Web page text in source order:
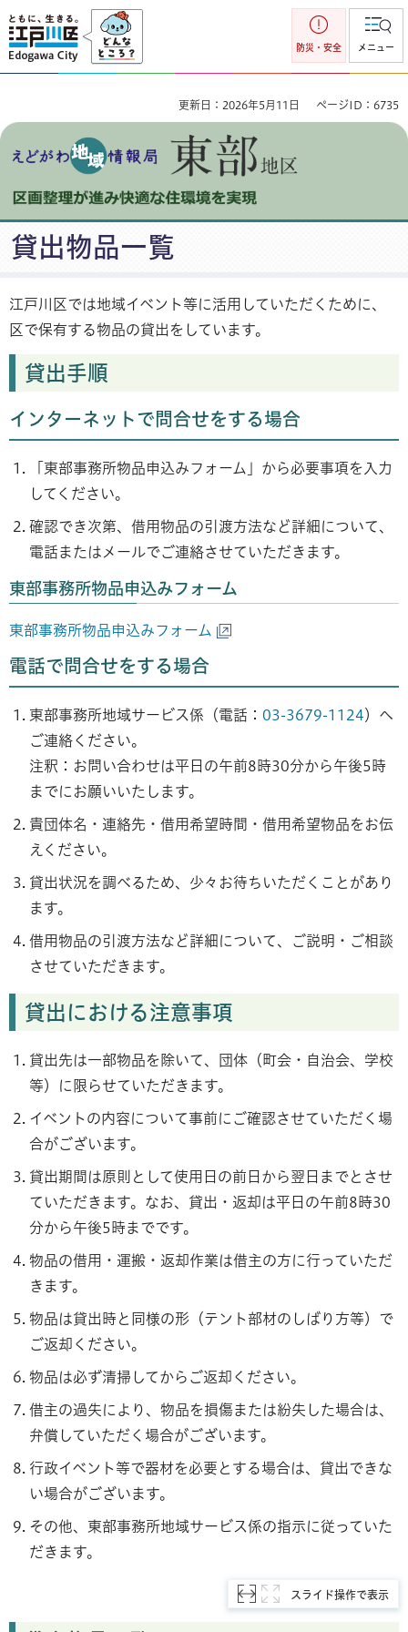
江戸川区
防災・安全 メニュー
更新日：2026年5月11日 ページID：6735
実現
貸出物品一覧
江戸川区では地域イベント等に活用していただくために、
区で保有する物品の貸出をしています。
貸出手順
インターネットで問合せをする場合
「東部事務所物品申込みフォーム」から必要事項を入力
してください。
確認でき次第、借用物品の引渡方法など詳細について、
電話またはメールでご連絡させていただきます。
東部事務所物品申込みフォーム
東部事務所物品申込みフォーム
電話で問合せをする場合
東部事務所地域サービス係（電話： 03-3679-1124）へ
ご連絡ください。
注釈：お問い合わせは平日の午前8時30分から午後5時
までにお願いいたします。
貴団体名・連絡先・借用希望時間・借用希望物品をお伝
えください。
貸出状況を調べるため、少々お待ちいただくことがあり
ます。
借用物品の引渡方法など詳細について、ご説明・ご相談
させていただきます。
貸出における注意事項
貸出先は一部物品を除いて、団体（町会・自治会、学校
等）に限らせていただきます。
イベントの内容について事前にご確認させていただく場
合がございます。
貸出期間は原則として使用日の前日から翌日までとさせ
ていただきます。なお、貸出・返却は平日の午前8時30
分から午後5時までです。
物品の借用・運搬・返却作業は借主の方に行っていただ
きます。
物品は貸出時と同様の形（テント部材のしばり方等）で
ご返却ください。
物品は必ず清掃してからご返却ください。
借主の過失により、物品を損傷または紛失した場合は、
弁償していただく場合がございます。
行政イベント等で器材を必要とする場合は、貸出できな
い場合がございます。
その他、東部事務所地域サービス係の指示に従っていた
だきます。
スライド操作で表示